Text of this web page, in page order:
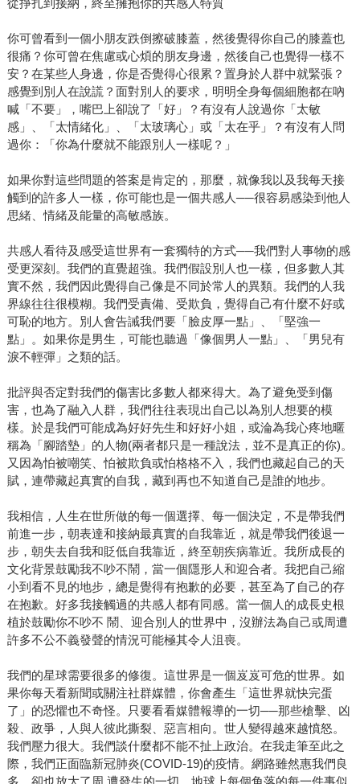
從掙扎到接納，終至擁抱你的共感人特質
你可曾看到一個小朋友跌倒擦破膝蓋，然後覺得你自己的膝蓋也
很痛？你可曾在焦慮或心煩的朋友身邊，然後自己也覺得一樣不
安？在某些人身邊，你是否覺得心很累？置身於人群中就緊張？
感覺到別人在說謊？面對別人的要求，明明全身每個細胞都在吶
喊「不要」，嘴巴上卻說了「好」？有沒有人說過你「太敏
感」、「太情緒化」、「太玻璃心」或「太在乎」？有沒有人問
過你：「你為什麼就不能跟別人一樣呢？」
如果你對這些問題的答案是肯定的，那麼，就像我以及我每天接
觸到的許多人一樣，你可能也是一個共感人──很容易感染到他人
思緒、情緒及能量的高敏感族。
共感人看待及感受這世界有一套獨特的方式──我們對人事物的感
受更深刻。我們的直覺超強。我們假設別人也一樣，但多數人其
實不然，我們因此覺得自己像是不同於常人的異類。我們的人我
界線往往很模糊。我們受責備、受欺負，覺得自己有什麼不好或
可恥的地方。別人會告誡我們要「臉皮厚一點」、「堅強一
點」。如果你是男生，可能也聽過「像個男人一點」、「男兒有
淚不輕彈」之類的話。
批評與否定對我們的傷害比多數人都來得大。為了避免受到傷
害，也為了融入人群，我們往往表現出自己以為別人想要的模
樣。於是我們可能成為好好先生和好好小姐，或淪為我心疼地暱
稱為「腳踏墊」的人物(兩者都只是一種說法，並不是真正的你)。
又因為怕被嘲笑、怕被欺負或怕格格不入，我們也藏起自己的天
賦，連帶藏起真實的自我，藏到再也不知道自己是誰的地步。
我相信，人生在世所做的每一個選擇、每一個決定，不是帶我們
前進一步，朝表達和接納最真實的自我靠近，就是帶我們後退一
步，朝失去自我和貶低自我靠近，終至朝疾病靠近。我所成長的
文化背景鼓勵我不吵不鬧，當一個隱形人和迎合者。我把自己縮
小到看不見的地步，總是覺得有抱歉的必要，甚至為了自己的存
在抱歉。好多我接觸過的共感人都有同感。當一個人的成長史根
植於鼓勵你不吵不 鬧、迎合別人的世界中，沒辦法為自己或周遭
許多不公不義發聲的情況可能極其令人沮喪。
我們的星球需要很多的修復。這世界是一個岌岌可危的世界。如
果你每天看新聞或關注社群媒體，你會產生「這世界就快完蛋
了」的恐懼也不奇怪。只要看看媒體報導的一切──那些槍擊、凶
殺、政爭，人與人彼此撕裂、惡言相向。世人變得越來越憤怒。
我們壓力很大。我們談什麼都不能不扯上政治。在我走筆至此之
際，我們正面臨新冠肺炎(COVID-19)的疫情。網路雖然惠我們良
多，卻也放大了周 遭發生的一切。地球上每個角落的每一件事似